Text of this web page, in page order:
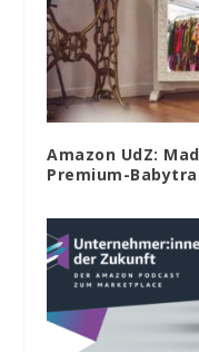
Amazon UdZ:
Premium-